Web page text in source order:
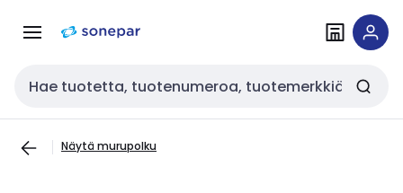
navigointiinsisältöön
Haku
Näytä murupolku